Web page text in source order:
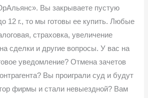
Вы закрываете пустую
12 г., то мы готовы ее купить. Любые
страховка, увеличение
сделки и другие вопросы. У вас на
уведомление? Отмена зачетов
Вы проиграли суд и будут
фирмы и стали невыездной? Вам